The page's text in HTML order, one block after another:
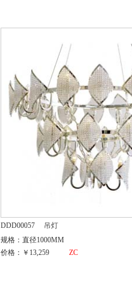
DDD00057
吊灯
规格：直径1000MM
价格：￥13,259
ZC